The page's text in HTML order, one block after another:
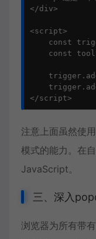
</div>
<script>
const
const
</script>
注意上面虽然使
模式的能力。在
JavaScript。
三、深入
浏览器为所有带有